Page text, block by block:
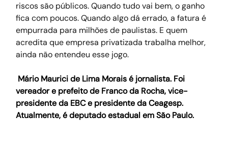
riscos são públicos. Quando tudo vai bem, o ganho
fica com poucos. Quando algo dá errado, a fatura é
empurrada para milhões de paulistas. E quem
acredita que empresa privatizada trabalha melhor,
ainda não entendeu esse jogo.
Mário Maurici de Lima Morais é jornalista. Foi
vereador e prefeito de Franco da Rocha, vice-
presidente da EBC e presidente da Ceagesp.
Atualmente, é deputado estadual em São Paulo.